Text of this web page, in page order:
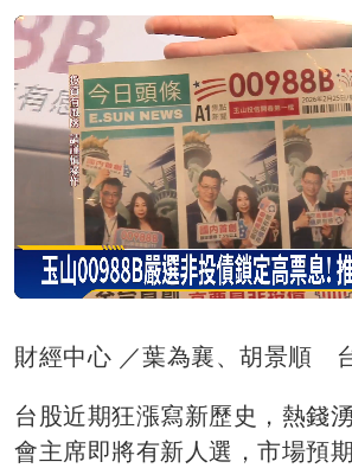
財經中心 ／葉為襄、胡景順
台股近期狂漲寫新歷史，熱錢
會主席即將有新人選，市場預